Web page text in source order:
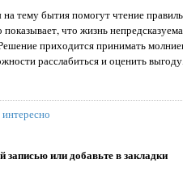
тему бытия помогут чтение
показывает, что жизнь
приходится принимать
расслабиться и оценить
записью или добавьте в закладки